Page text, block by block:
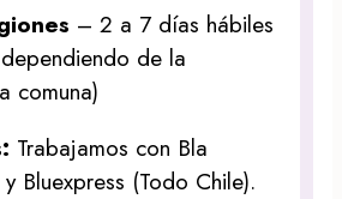
– 2 a 7 días hábiles
de la
comuna)
Trabajamos con Bla
Bluexpress (Todo Chile).